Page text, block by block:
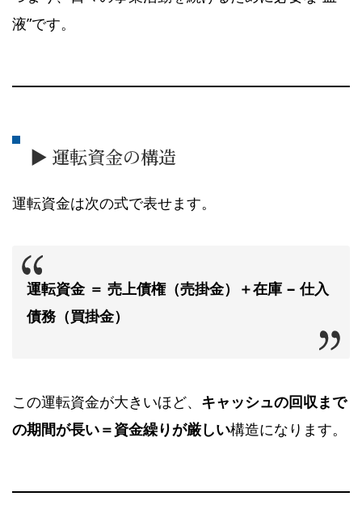
液”です。
▶ 運転資金の構造
運転資金は次の式で表せます。
運転資金 ＝ 売上債権（売掛金）＋在庫 − 仕入
債務（買掛金）
この運転資金が大きいほど、 キャッシュの回収まで
の期間が長い＝資金繰りが厳しい構造になります。